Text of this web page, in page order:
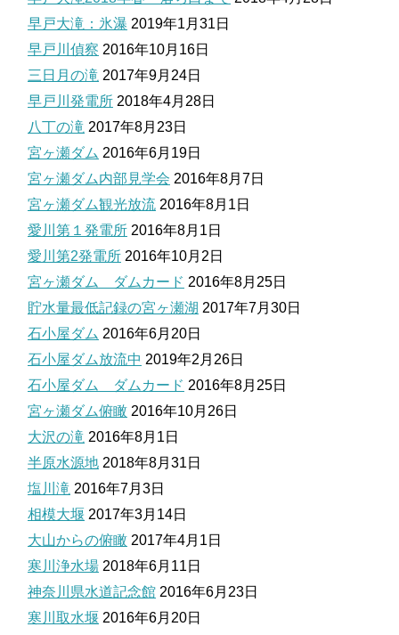
早戸大滝：氷瀑 2019年1月31日
早戸川偵察 2016年10月16日
三日月の滝 2017年9月24日
早戸川発電所 2018年4月28日
八丁の滝 2017年8月23日
宮ヶ瀬ダム 2016年6月19日
宮ヶ瀬ダム内部見学会 2016年8月7日
宮ヶ瀬ダム観光放流 2016年8月1日
愛川第１発電所 2016年8月1日
愛川第2発電所 2016年10月2日
宮ヶ瀬ダム ダムカード 2016年8月25日
貯水量最低記録の宮ヶ瀬湖 2017年7月30日
石小屋ダム 2016年6月20日
石小屋ダム放流中 2019年2月26日
石小屋ダム ダムカード 2016年8月25日
宮ヶ瀬ダム俯瞰 2016年10月26日
大沢の滝 2016年8月1日
半原水源地 2018年8月31日
塩川滝 2016年7月3日
相模大堰 2017年3月14日
大山からの俯瞰 2017年4月1日
寒川浄水場 2018年6月11日
神奈川県水道記念館 2016年6月23日
寒川取水堰 2016年6月20日